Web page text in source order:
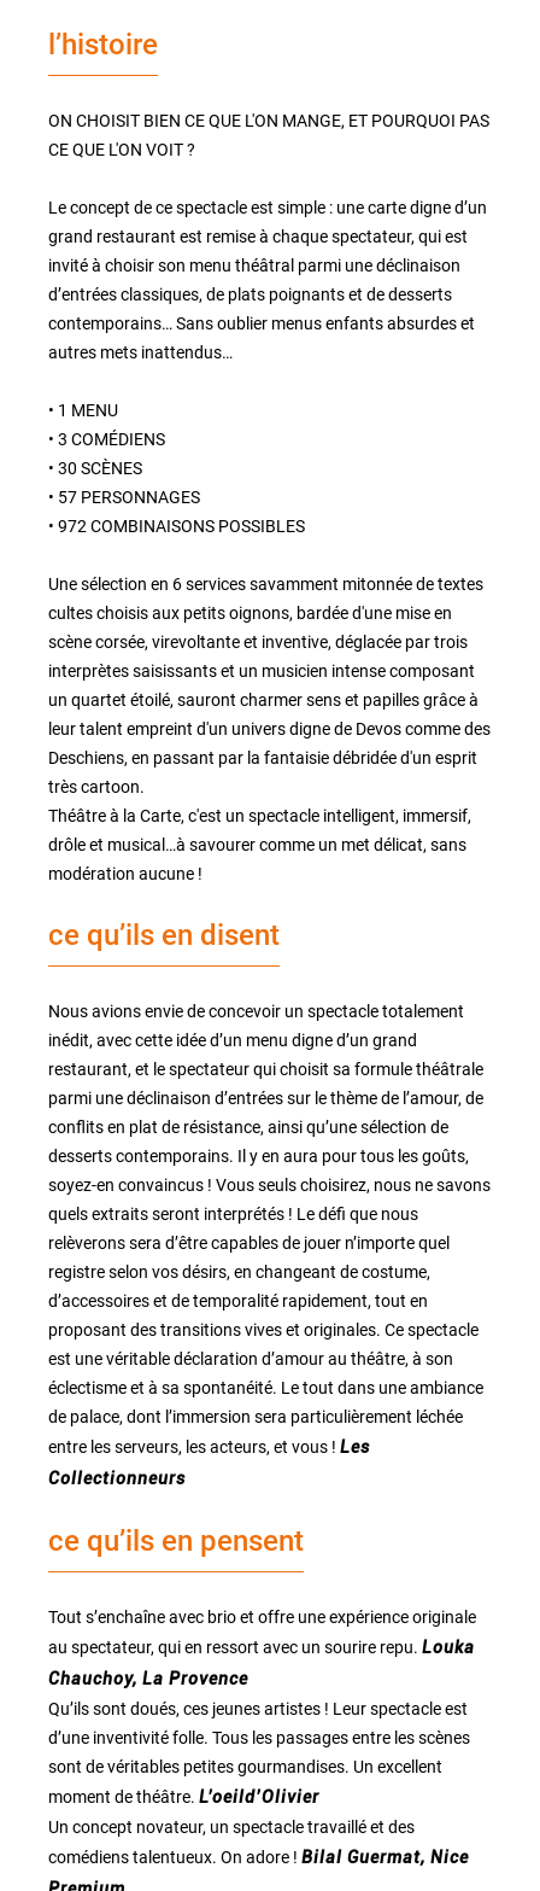
l’histoire
ON CHOISIT BIEN CE QUE L'ON MANGE, ET POURQUOI PAS
CE QUE L'ON VOIT ?
Le concept de ce spectacle est simple : une carte digne d’un
grand restaurant est remise à chaque spectateur, qui est
invité à choisir son menu théâtral parmi une déclinaison
d’entrées classiques, de plats poignants et de desserts
contemporains… Sans oublier menus enfants absurdes et
autres mets inattendus…
• 1 MENU
• 3 COMÉDIENS
• 30 SCÈNES
• 57 PERSONNAGES
• 972 COMBINAISONS POSSIBLES
Une sélection en 6 services savamment mitonnée de textes
cultes choisis aux petits oignons, bardée d'une mise en
scène corsée, virevoltante et inventive, déglacée par trois
interprètes saisissants et un musicien intense composant
un quartet étoilé, sauront charmer sens et papilles grâce à
leur talent empreint d'un univers digne de Devos comme des
Deschiens, en passant par la fantaisie débridée d'un esprit
très cartoon.
Théâtre à la Carte, c'est un spectacle intelligent, immersif,
drôle et musical…à savourer comme un met délicat, sans
modération aucune !
ce qu’ils en disent
Nous avions envie de concevoir un spectacle totalement
inédit, avec cette idée d’un menu digne d’un grand
restaurant, et le spectateur qui choisit sa formule théâtrale
parmi une déclinaison d’entrées sur le thème de l’amour, de
conflits en plat de résistance, ainsi qu’une sélection de
desserts contemporains. Il y en aura pour tous les goûts,
soyez-en convaincus ! Vous seuls choisirez, nous ne savons
quels extraits seront interprétés ! Le défi que nous
relèverons sera d’être capables de jouer n’importe quel
registre selon vos désirs, en changeant de costume,
d’accessoires et de temporalité rapidement, tout en
proposant des transitions vives et originales. Ce spectacle
est une véritable déclaration d’amour au théâtre, à son
éclectisme et à sa spontanéité. Le tout dans une ambiance
de palace, dont l’immersion sera particulièrement léchée
entre les serveurs, les acteurs, et vous ! Les
Collectionneurs
ce qu’ils en pensent
Tout s’enchaîne avec brio et offre une expérience originale
au spectateur, qui en ressort avec un sourire repu. Louka
Chauchoy, La Provence
Qu’ils sont doués, ces jeunes artistes ! Leur spectacle est
d’une inventivité folle. Tous les passages entre les scènes
sont de véritables petites gourmandises. Un excellent
moment de théâtre. L’oeild’Olivier
Un concept novateur, un spectacle travaillé et des
comédiens talentueux. On adore ! Bilal Guermat, Nice